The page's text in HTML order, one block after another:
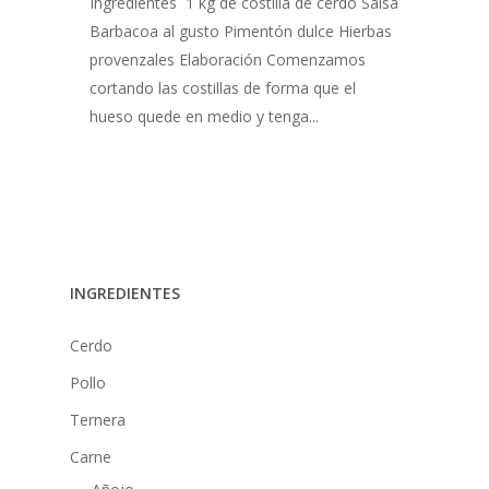
Barbacoa al gusto Pimentón dulce Hierbas
provenzales Elaboración Comenzamos
cortando las costillas de forma que el
hueso quede en medio y tenga...
INGREDIENTES
Cerdo
Pollo
Ternera
Carne